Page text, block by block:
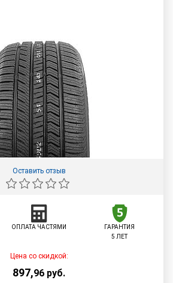
Оставить отзыв
ОПЛАТА ЧАСТЯМИ
ГАРАНТИЯ
5 ЛЕТ
Цена со скидкой:
897,96 руб.